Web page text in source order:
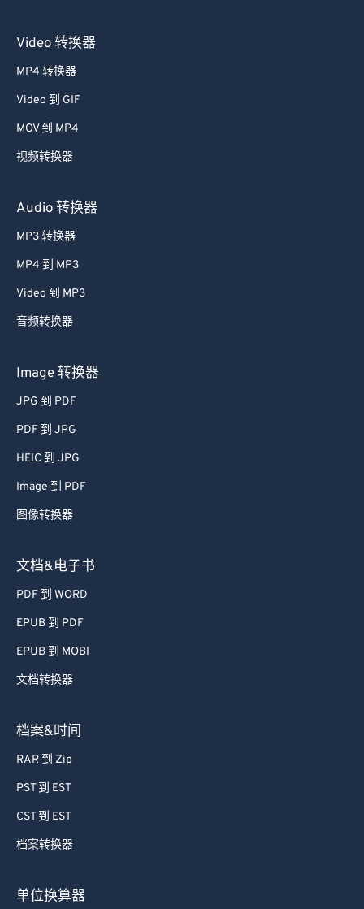
Video 转换器
MP4 转换器
Video 到 GIF
MOV 到 MP4
视频转换器
Audio 转换器
MP3 转换器
MP4 到 MP3
Video 到 MP3
音频转换器
Image 转换器
JPG 到 PDF
PDF 到 JPG
HEIC 到 JPG
Image 到 PDF
图像转换器
文档&电子书
PDF 到 WORD
EPUB 到 PDF
EPUB 到 MOBI
文档转换器
档案&时间
RAR 到 Zip
PST 到 EST
CST 到 EST
档案转换器
单位换算器